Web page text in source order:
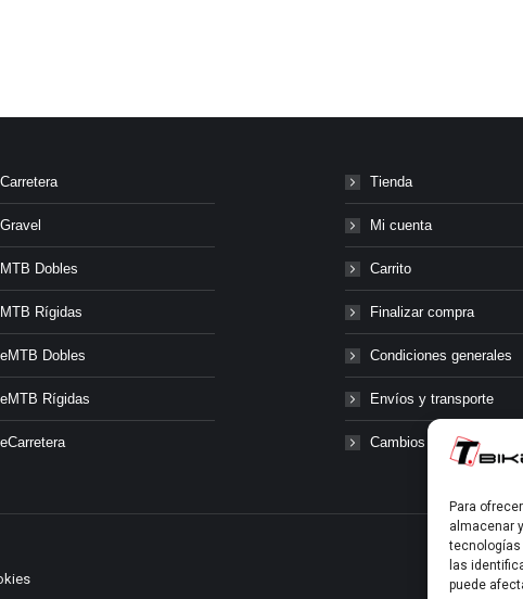
Para
almacenar
tecnologías
las
puede
Carretera
Gravel
MTB Dobles
MTB Rígidas
eMTB Dobles
eMTB Rígidas
eCarretera
Tienda
Mi cuenta
Carrito
Finalizar compra
Condiciones generales
Envíos y transporte
Cambios y devoluciones